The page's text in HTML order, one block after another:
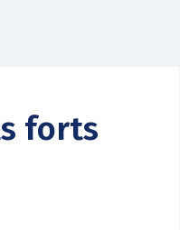
forts